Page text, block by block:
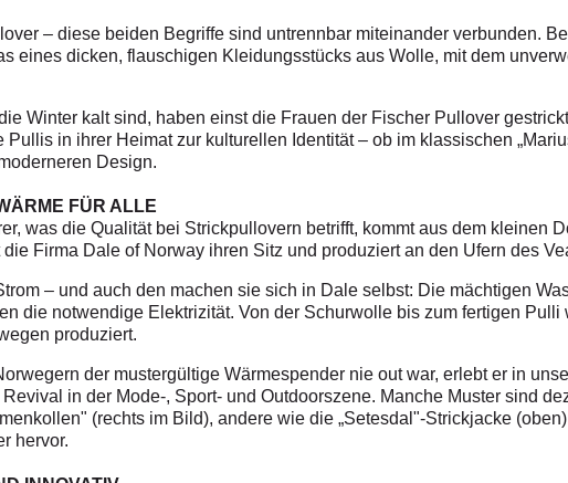
– diese beiden Begriffe sind untrennbar miteinander verbunden.
eines dicken, flauschigen Kleidungsstücks aus Wolle, mit dem
Winter kalt sind, haben einst die Frauen der Fischer Pullover
Pullis in ihrer Heimat zur kulturellen Identität – ob im klassischen
Design.
FÜR ALLE
was die Qualität bei Strickpullovern betrifft, kommt aus dem kleinen
Firma Dale of Norway ihren Sitz und produziert an den Ufern des
– und auch den machen sie sich in Dale selbst: Die mächtigen
die notwendige Elektrizität. Von der Schurwolle bis zum fertigen Pulli
produziert.
der mustergültige Wärmespender nie out war, erlebt er in
in der Mode-, Sport- und Outdoorszene. Manche Muster sind
(rechts im Bild), andere wie die „Setesdal"-Strickjacke
hervor.